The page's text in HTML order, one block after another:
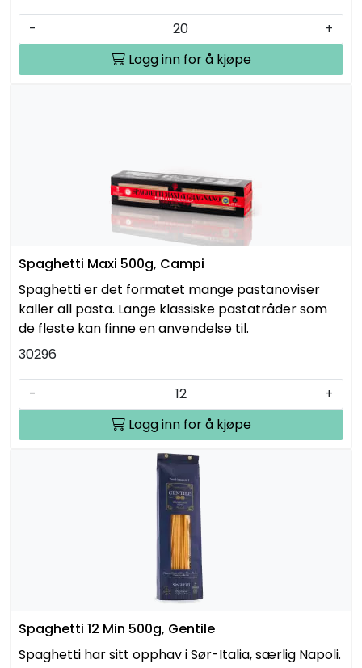
-
+
Logg inn for å kjøpe
Spaghetti Maxi 500g, Campi
Spaghetti er det formatet mange pastanoviser
kaller all pasta. Lange klassiske pastatråder som
de fleste kan finne en anvendelse til.
30296
-
+
Logg inn for å kjøpe
Spaghetti 12 Min 500g, Gentile
Spaghetti har sitt opphav i Sør-Italia, særlig Napoli.